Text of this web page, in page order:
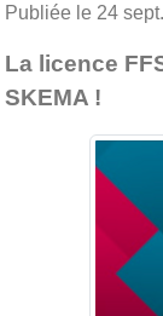
Publiée le 24
La licence
SKEMA !